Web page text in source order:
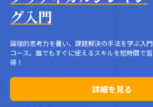
グ入門
論理的思考力を養い、課題解決の手法を学ぶ入門
コース。誰でもすぐに使えるスキルを短時間で習
得！
詳細を見る